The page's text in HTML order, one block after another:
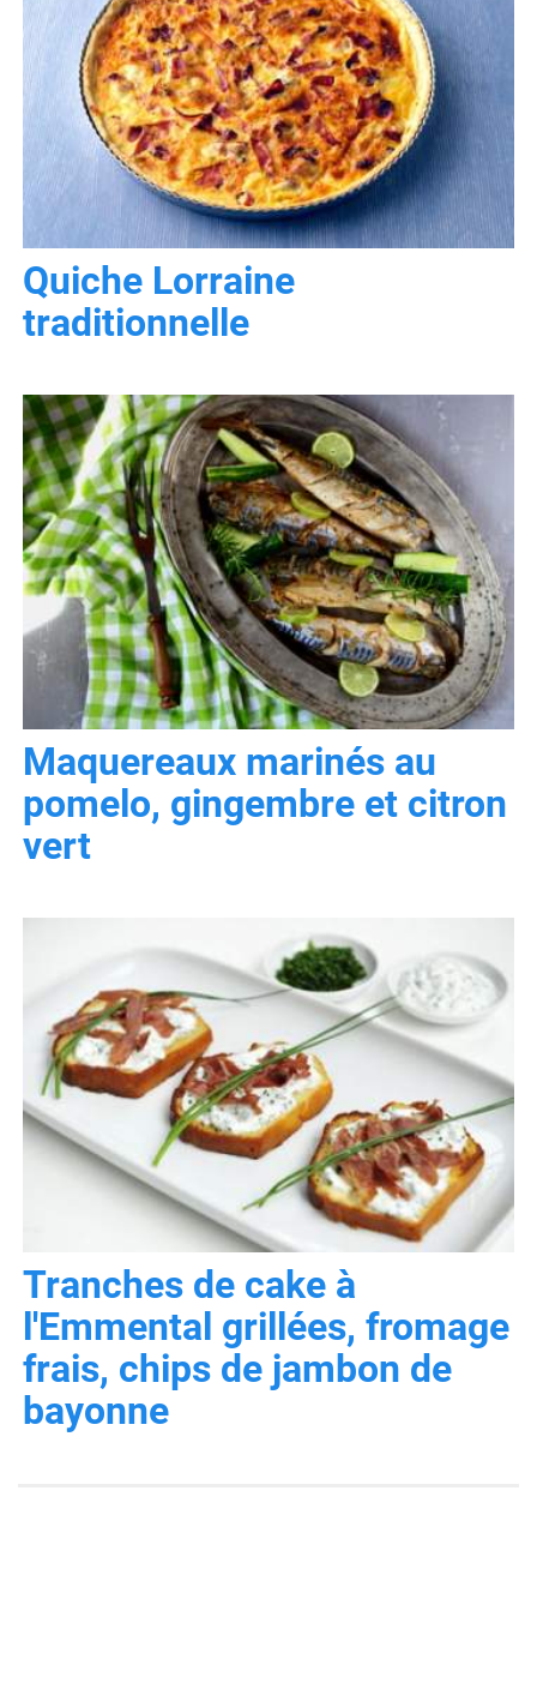
Quiche Lorraine
traditionnelle
Maquereaux marinés au
pomelo, gingembre et citron
vert
Tranches de cake à
l'Emmental grillées, fromage
frais, chips de jambon de
bayonne